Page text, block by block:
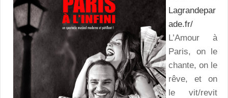
Lagrandepar
ade.fr/
L’Amour à
Paris, on le
chante, on le
rêve, et on
le vit/revit